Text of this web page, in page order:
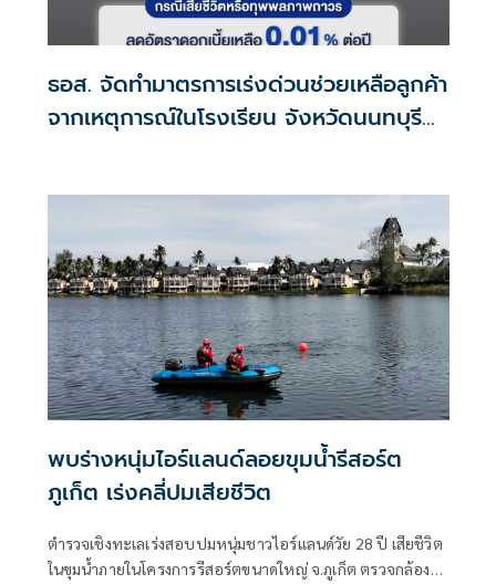
ธอส. จัดทำมาตรการเร่งด่วนช่วยเหลือลูกค้า
จากเหตุการณ์ในโรงเรียน จังหวัดนนทบุรี
พบร่างหนุ่มไอร์แลนด์ลอยขุมน้ำรีสอร์ต
ภูเก็ต เร่งคลี่ปมเสียชีวิต
ตำรวจเชิงทะเลเร่งสอบปมหนุ่มชาวไอร์แลนด์วัย 28 ปี เสียชีวิต
ในขุมน้ำภายในโครงการรีสอร์ตขนาดใหญ่ จ.ภูเก็ต ตรวจกล้อง